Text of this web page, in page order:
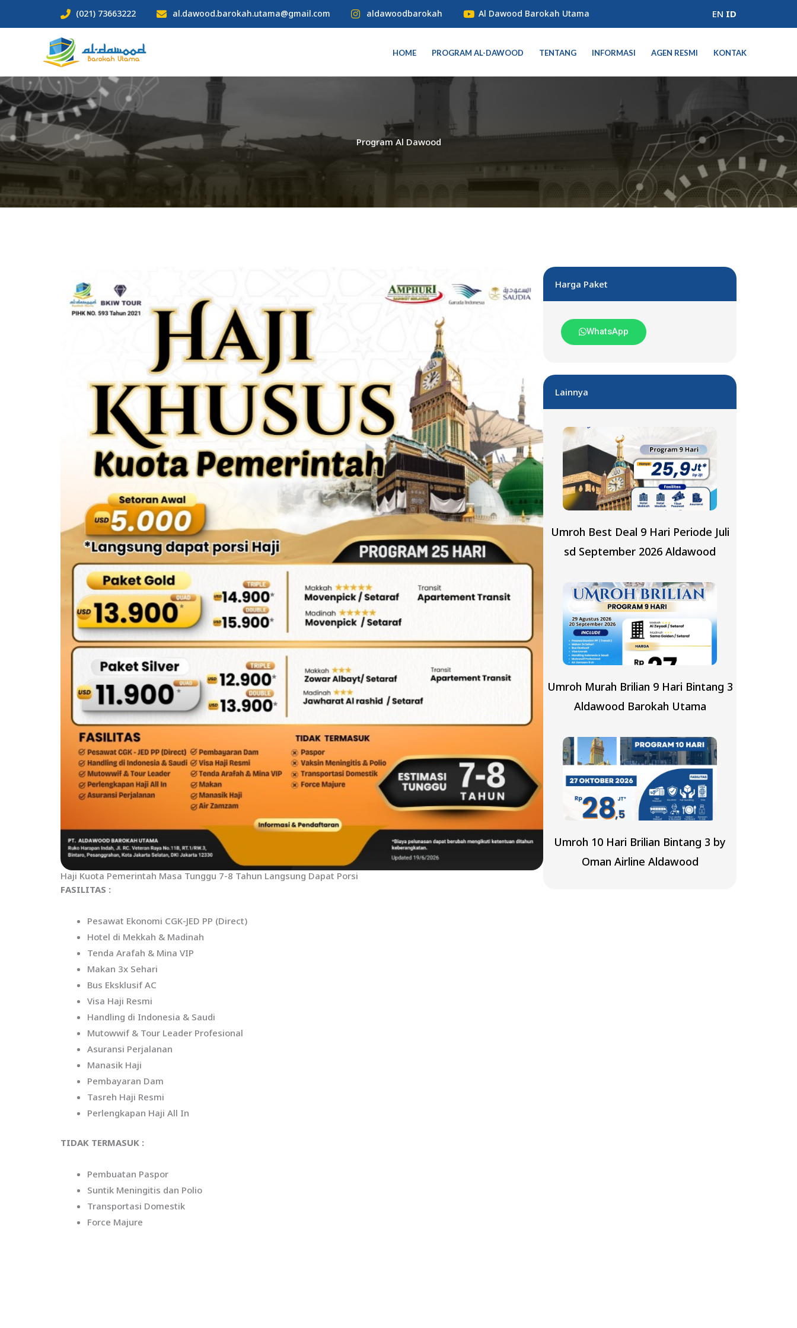
(021) 73663222 al.dawood.barokah.utama@gmail.com aldawoodbarokah Al Dawood Barokah Utama EN ID
HOME PROGRAM AL-DAWOOD TENTANG INFORMASI AGEN RESMI KONTAK
Program Al Dawood
Haji Kuota Pemerintah Masa Tunggu 7-8 Tahun Langsung Dapat Porsi
FASILITAS :
Pesawat Ekonomi CGK-JED PP (Direct)
Hotel di Mekkah & Madinah
Tenda Arafah & Mina VIP
Makan 3x Sehari
Bus Eksklusif AC
Visa Haji Resmi
Handling di Indonesia & Saudi
Mutowwif & Tour Leader Profesional
Asuransi Perjalanan
Manasik Haji
Pembayaran Dam
Tasreh Haji Resmi
Perlengkapan Haji All In
TIDAK TERMASUK :
Pembuatan Paspor
Suntik Meningitis dan Polio
Transportasi Domestik
Force Majure
Harga Paket
WhatsApp
Lainnya
Umroh Best Deal 9 Hari Periode Juli
sd September 2026 Aldawood
Umroh Murah Brilian 9 Hari Bintang 3
Aldawood Barokah Utama
Umroh 10 Hari Brilian Bintang 3 by
Oman Airline Aldawood